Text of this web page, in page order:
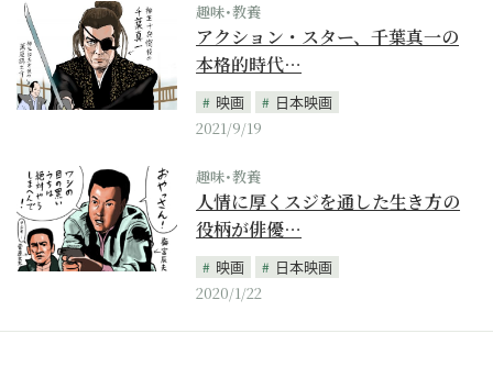
趣味･教養
アクション・スター、千葉真一の
本格的時代…
映画
日本映画
2021/9/19
趣味･教養
人情に厚くスジを通した生き方の
役柄が俳優…
映画
日本映画
2020/1/22